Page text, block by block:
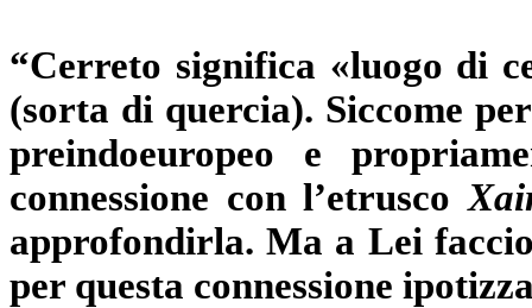
“Cerreto significa «luogo di
(sorta di quercia). Siccome
preindoeuropeo e
connessione con l’etrusco
approfondirla. Ma a Lei
per questa connessione